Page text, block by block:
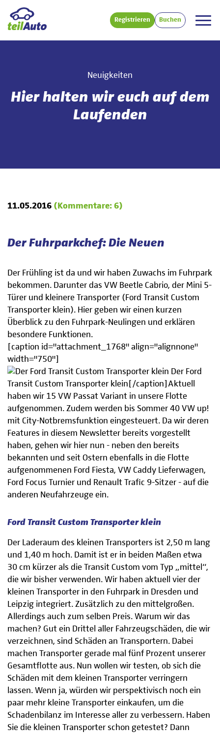
Registrieren Buchen
Neuigkeiten
Hier halten wir euch auf dem
Laufenden
11.05.2016 (Kommentare: 6)
Der Fuhrparkchef: Die Neuen
Der Frühling ist da und wir haben Zuwachs im Fuhrpark
bekommen. Darunter das VW Beetle Cabrio, der Mini 5-
Türer und kleinere Transporter (Ford Transit Custom
Transporter klein). Hier geben wir einen kurzen
Überblick zu den Fuhrpark-Neulingen und erklären
besondere Funktionen.
[caption id="attachment_1768" align="alignnone"
width="750"]
Der Ford
Transit Custom Transporter klein[/caption]Aktuell
haben wir 15 VW Passat Variant in unsere Flotte
aufgenommen. Zudem werden bis Sommer 40 VW up!
mit City-Notbremsfunktion eingesteuert. Da wir deren
Features in diesem Newsletter bereits vorgestellt
haben, gehen wir hier nun - neben den bereits
bekannten und seit Ostern ebenfalls in die Flotte
aufgenommenen Ford Fiesta, VW Caddy Lieferwagen,
Ford Focus Turnier und Renault Trafic 9-Sitzer - auf die
anderen Neufahrzeuge ein.
Ford Transit Custom Transporter klein
Der Laderaum des kleinen Transporters ist 2,50 m lang
und 1,40 m hoch. Damit ist er in beiden Maßen etwa
30 cm kürzer als die Transit Custom vom Typ „mittel“,
die wir bisher verwenden. Wir haben aktuell vier der
kleinen Transporter in den Fuhrpark in Dresden und
Leipzig integriert. Zusätzlich zu den mittelgroßen.
Allerdings auch zum selben Preis. Warum wir das
machen? Gut ein Drittel aller Fahrzeugschäden, die wir
verzeichnen, sind Schäden an Transportern. Dabei
machen Transporter gerade mal fünf Prozent unserer
Gesamtflotte aus. Nun wollen wir testen, ob sich die
Schäden mit dem kleinen Transporter verringern
lassen. Wenn ja, würden wir perspektivisch noch ein
paar mehr kleine Transporter einkaufen, um die
Schadenbilanz im Interesse aller zu verbessern. Haben
Sie die kleinen Transporter schon getestet? Dann